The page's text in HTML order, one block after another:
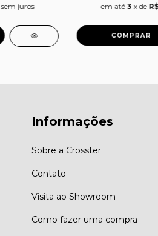
sem juros em até 3 x de
Informações
Sobre a Crosster
Contato
Visita ao Showroom
Como fazer uma compra